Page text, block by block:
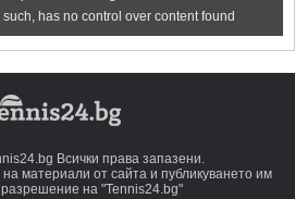
Всички права запазени.
материали от сайта и публикуването им
на "Tennis24.bg"